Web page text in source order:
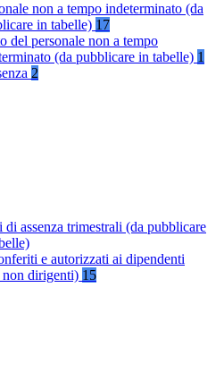
non a tempo indeterminato (da
in tabelle) 17
del personale non a tempo
(da pubblicare in tabelle) 1
2
di assenza trimestrali (da pubblicare
e autorizzati ai dipendenti
dirigenti) 15